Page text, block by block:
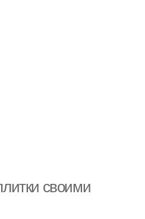
своими